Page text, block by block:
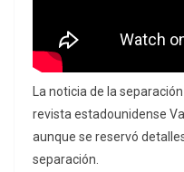
La noticia de la
revista estadounidense
aunque se reservó
separación.